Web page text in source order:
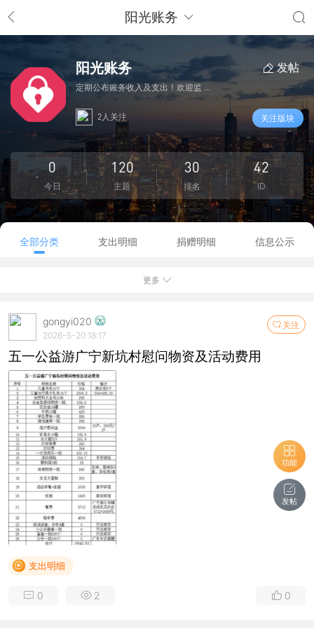
阳光账务
阳光账务
定期公布账务收入及支出！欢迎监 ...
发帖
2人关注 关注版块
0
今日
120
主题
30
排名
42
ID
全部分类 支出明细 捐赠明细 信息公示
更多
关注
gongyi020
2026-5-20 18:17
五一公益游广宁新坑村慰问物资及活动费用
支出明细
0 2 0
功能
发帖